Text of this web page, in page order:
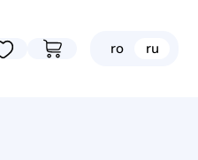
Избранные товары
Перейти в корзину
ro ru